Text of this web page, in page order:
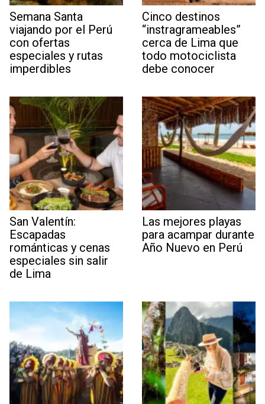
Semana Santa
viajando por el Perú
con ofertas
especiales y rutas
imperdibles
Cinco destinos
“instragrameables”
cerca de Lima que
todo motociclista
debe conocer
San Valentín:
Escapadas
románticas y cenas
especiales sin salir
de Lima
Las mejores playas
para acampar durante
Año Nuevo en Perú